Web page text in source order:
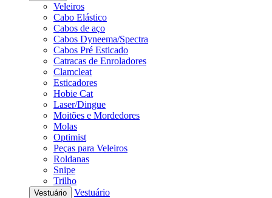
Veleiros
Cabo Elástico
Cabos de aço
Cabos Dyneema/Spectra
Cabos Pré Esticado
Catracas de Enroladores
Clamcleat
Esticadores
Hobie Cat
Laser/Dingue
Moitões e Mordedores
Molas
Optimist
Peças para Veleiros
Roldanas
Snipe
Trilho
Vestuário
Vestuário